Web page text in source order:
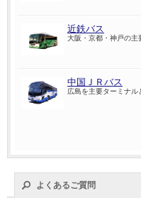
近鉄バス
大阪・京都・神戸の主
中国ＪＲバス
広島を主要ターミナル
よくあるご質問